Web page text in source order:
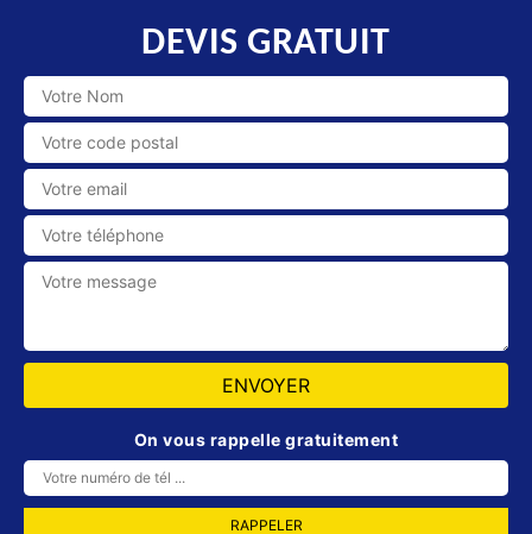
DEVIS GRATUIT
On vous rappelle gratuitement